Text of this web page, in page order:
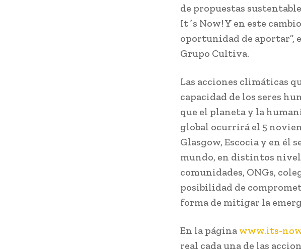
de propuestas
It´s Now! Y en este
oportunidad de aportar”,
Grupo Cultiva.
Las acciones climáticas
capacidad de los seres
que el planeta y la
global ocurrirá el 5
Glasgow, Escocia y en él
mundo, en distintos
comunidades, ONGs,
posibilidad de
forma de mitigar la
En la página www.its-
real cada una de las